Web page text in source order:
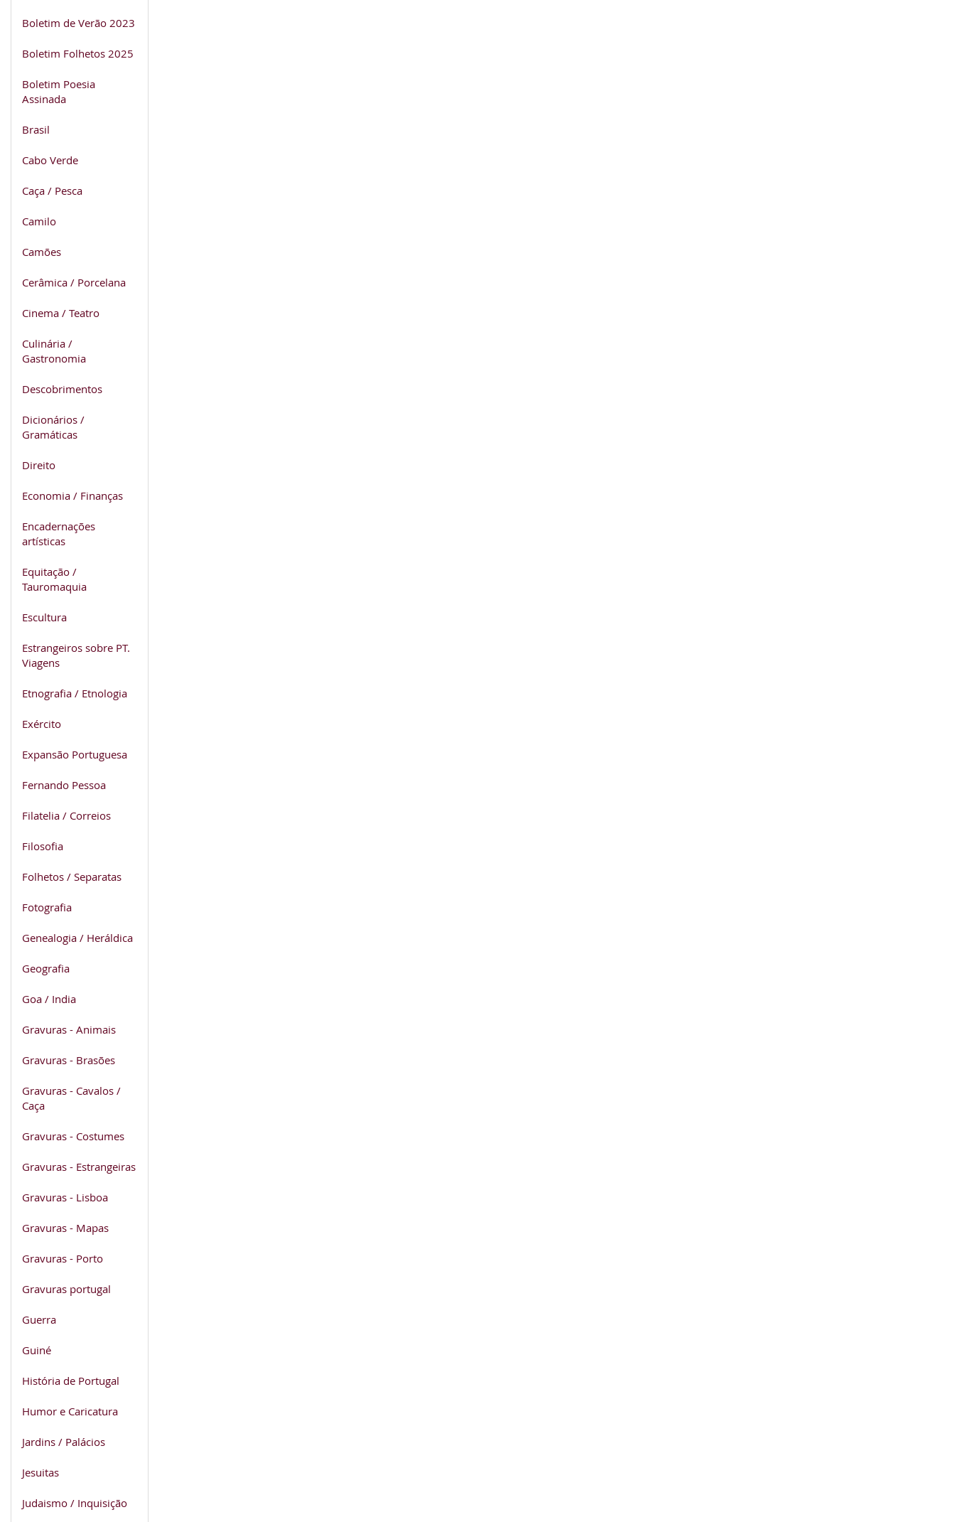
Boletim de Verão 2023
Boletim Folhetos 2025
Boletim Poesia
Assinada
Brasil
Cabo Verde
Caça / Pesca
Camilo
Camões
Cerâmica / Porcelana
Cinema / Teatro
Culinária /
Gastronomia
Descobrimentos
Dicionários /
Gramáticas
Direito
Economia / Finanças
Encadernações
artísticas
Equitação /
Tauromaquia
Escultura
Estrangeiros sobre PT.
Viagens
Etnografia / Etnologia
Exército
Expansão Portuguesa
Fernando Pessoa
Filatelia / Correios
Filosofia
Folhetos / Separatas
Fotografia
Genealogia / Heráldica
Geografia
Goa / India
Gravuras - Animais
Gravuras - Brasões
Gravuras - Cavalos /
Caça
Gravuras - Costumes
Gravuras - Estrangeiras
Gravuras - Lisboa
Gravuras - Mapas
Gravuras - Porto
Gravuras portugal
Guerra
Guiné
História de Portugal
Humor e Caricatura
Jardins / Palácios
Jesuitas
Judaismo / Inquisição